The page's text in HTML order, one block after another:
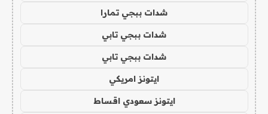
شدات ببجي تمارا
شدات ببجي تابي
شدات ببجي تابي
ايتونز امريكي
ايتونز سعودي اقساط